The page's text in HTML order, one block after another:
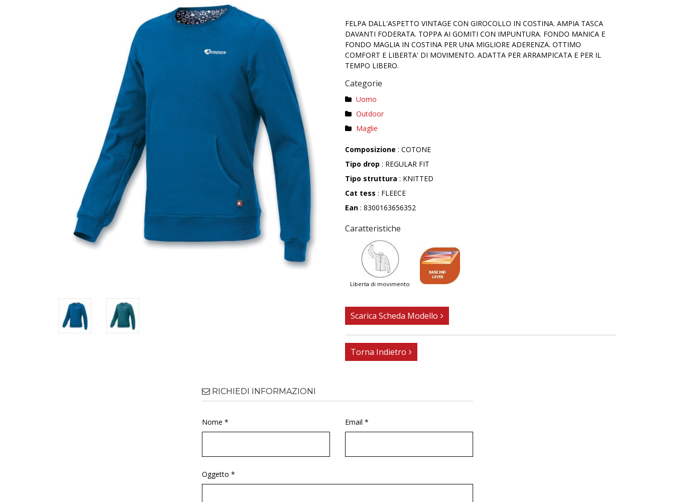
FELPA DALL'ASPETTO VINTAGE CON GIROCOLLO IN COSTINA. AMPIA TASCA
DAVANTI FODERATA. TOPPA AI GOMITI CON IMPUNTURA. FONDO MANICA E
FONDO MAGLIA IN COSTINA PER UNA MIGLIORE ADERENZA. OTTIMO
COMFORT E LIBERTA' DI MOVIMENTO. ADATTA PER ARRAMPICATA E PER IL
TEMPO LIBERO.
Categorie
Uomo
Outdoor
Maglie
Composizione : COTONE
Tipo drop : REGULAR FIT
Tipo struttura : KNITTED
Cat tess : FLEECE
Ean : 8300163656352
Caratteristiche
liberta di movimento
Scarica Scheda Modello
Torna Indietro
RICHIEDI INFORMAZIONI
Nome * Email *
Oggetto *